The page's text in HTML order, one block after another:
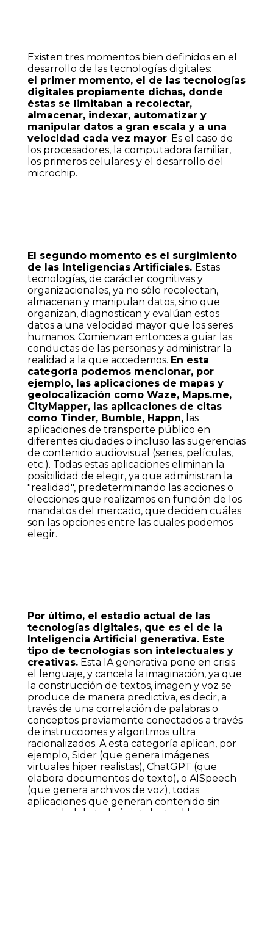
Existen tres momentos bien definidos en el
desarrollo de las tecnologías digitales:
el primer momento, el de las tecnologías
digitales propiamente dichas, donde
éstas se limitaban a recolectar,
almacenar, indexar, automatizar y
manipular datos a gran escala y a una
velocidad cada vez mayor. Es el caso de
los procesadores, la computadora familiar,
los primeros celulares y el desarrollo del
microchip.
El segundo momento es el surgimiento
de las Inteligencias Artificiales. Estas
tecnologías, de carácter cognitivas y
organizacionales, ya no sólo recolectan,
almacenan y manipulan datos, sino que
organizan, diagnostican y evalúan estos
datos a una velocidad mayor que los seres
humanos. Comienzan entonces a guiar las
conductas de las personas y administrar la
realidad a la que accedemos. En esta
categoría podemos mencionar, por
ejemplo, las aplicaciones de mapas y
geolocalización como Waze, Maps.me,
CityMapper, las aplicaciones de citas
como Tinder, Bumble, Happn,las
aplicaciones de transporte público en
diferentes ciudades o incluso las sugerencias
de contenido audiovisual (series, películas,
etc.). Todas estas aplicaciones eliminan la
posibilidad de elegir, ya que administran la
"realidad", predeterminando las acciones o
elecciones que realizamos en función de los
mandatos del mercado, que deciden cuáles
son las opciones entre las cuales podemos
elegir.
Por último, el estadio actual de las
tecnologías digitales, que es el de la
Inteligencia Artificial generativa. Este
tipo de tecnologías son intelectuales y
creativas.Esta IA generativa pone en crisis
el lenguaje, y cancela la imaginación, ya que
la construcción de textos, imagen y voz se
produce de manera predictiva, es decir, a
través de una correlación de palabras o
conceptos previamente conectados a través
de instrucciones y algoritmos ultra
racionalizados. A esta categoría aplican, por
ejemplo, Sider (que genera imágenes
virtuales hiper realistas), ChatGPT (que
elabora documentos de texto), o AISpeech
(que genera archivos de voz), todas
aplicaciones que generan contenido sin
necesidad de trabajo intelectual humano.